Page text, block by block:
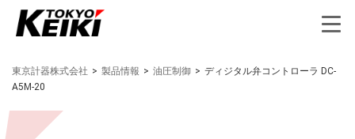
東京計器株式会社 > 製品情報 > 油圧制御 > ディジタル弁コントローラ DC-
A5M-20